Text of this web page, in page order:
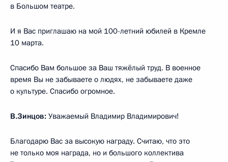
в Большом театре.
И я Вас приглашаю на мой 100-летний юбилей в Кремле
10 марта.
Спасибо Вам большое за Ваш тяжёлый труд. В военное
время Вы не забываете о людях, не забываете даже
о культуре. Спасибо огромное.
В.Зинцов: Уважаемый Владимир Владимирович!
Благодарю Вас за высокую награду. Считаю, что это
не только моя награда, но и большого коллектива